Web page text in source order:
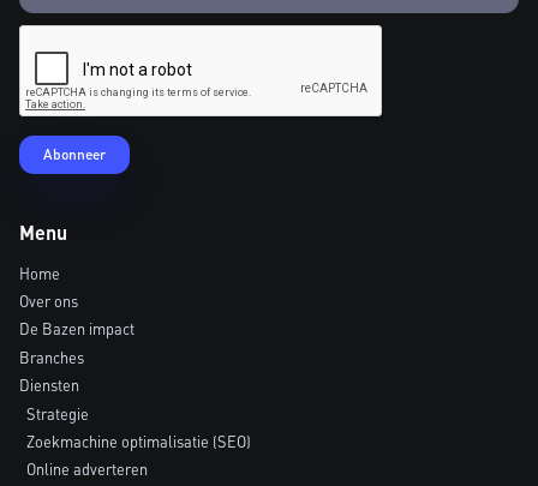
Menu
Home
Over ons
De Bazen impact
Branches
Diensten
Strategie
Zoekmachine optimalisatie (SEO)
Online adverteren